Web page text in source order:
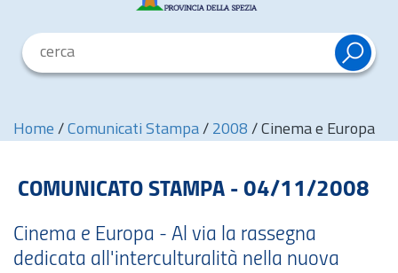
Home / Comunicati Stampa / 2008 / Cinema e Europa
COMUNICATO STAMPA - 04/11/2008
Cinema e Europa - Al via la rassegna
dedicata all'interculturalità nella nuova